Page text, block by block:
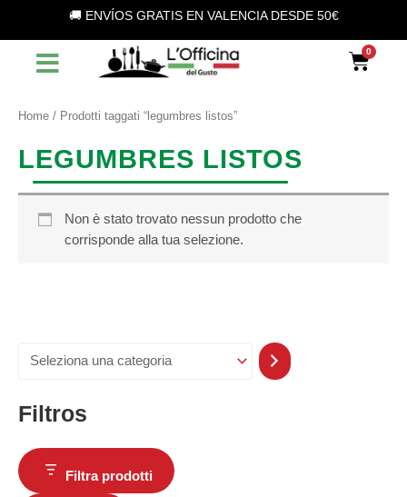
contenuto
🚚 ENVÍOS GRATIS EN VALENCIA DESDE 50€
l
o
u
a
Filtros
Filtra prodotti
Home / Prodotti taggati “legumbres listos”
LEGUMBRES LISTOS
Non è stato trovato nessun prodotto che
corrisponde alla tua selezione.